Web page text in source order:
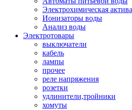
Электрохимическая
Ионизаторы воды
Анализ воды
Электротовары
выключатели
кабель
лампы
прочее
реле напряжения
розетки
удлинители,тройники
хомуты